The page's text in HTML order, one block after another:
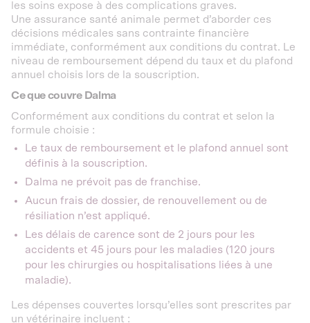
les soins expose à des complications graves.
Une assurance santé animale permet d’aborder ces
décisions médicales sans contrainte financière
immédiate, conformément aux conditions du contrat. Le
niveau de remboursement dépend du taux et du plafond
annuel choisis lors de la souscription.
Ce que couvre Dalma
Conformément aux conditions du contrat et selon la
formule choisie :
Le taux de remboursement et le plafond annuel sont
définis à la souscription.
Dalma ne prévoit pas de franchise.
Aucun frais de dossier, de renouvellement ou de
résiliation n’est appliqué.
Les délais de carence sont de 2 jours pour les
accidents et 45 jours pour les maladies (120 jours
pour les chirurgies ou hospitalisations liées à une
maladie).
Les dépenses couvertes lorsqu’elles sont prescrites par
un vétérinaire incluent :